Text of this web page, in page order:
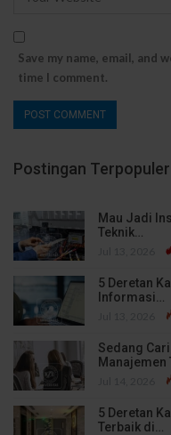
Save my name, email,
time I comment.
Postingan Terpopuler
Mau Jadi
Teknik…
5 Deretan
Informasi…
Sedang
Manajemen
5 Deretan
Terbaik di…